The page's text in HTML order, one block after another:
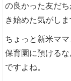
の良かった友だ
き始めた気がしま
ちょっと新米マ
保育園に預ける
ですよね。